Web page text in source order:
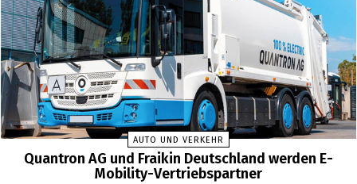
AUTO UND VERKEHR
Quantron AG und Fraikin Deutschland werden E-
Mobility-Vertriebspartner